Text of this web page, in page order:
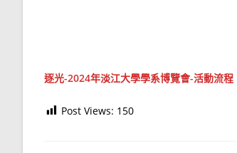
逐光-2024年淡江大學學系博覽會-活動流程
Post Views: 150